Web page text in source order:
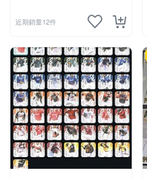
近期銷量12件